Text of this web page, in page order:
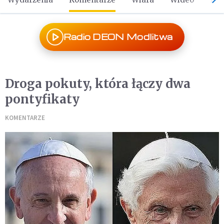
Radio DEON Modlitwa
Droga pokuty, która łączy dwa
pontyfikaty
KOMENTARZE